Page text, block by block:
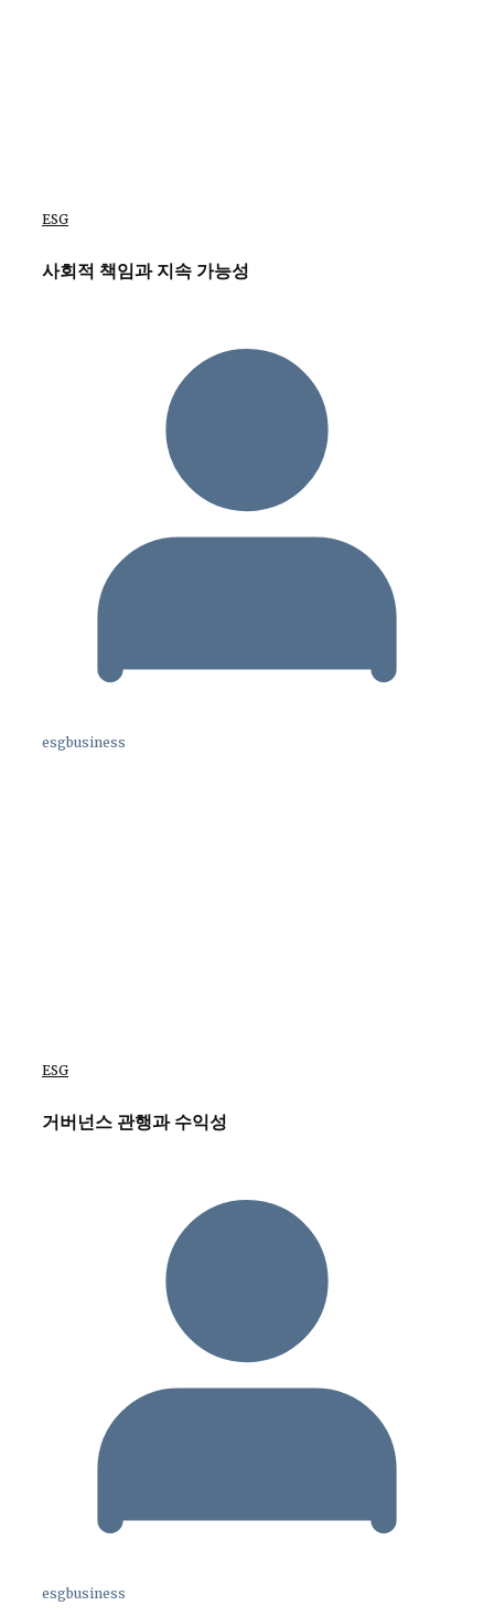
ESG
사회적 책임과 지속 가능성
esgbusiness
ESG
거버넌스 관행과 수익성
esgbusiness